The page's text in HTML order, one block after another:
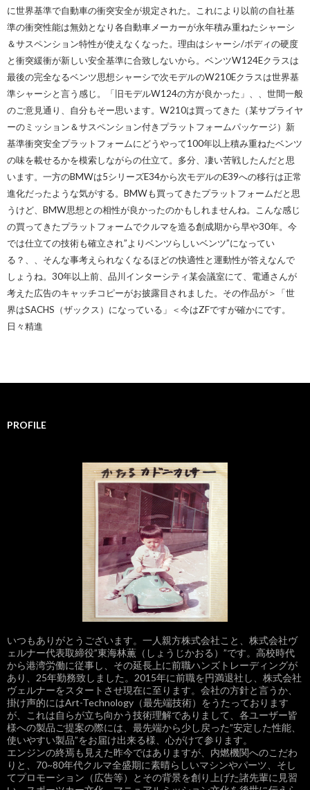
に世界基準で自動車の衝突安全が規定された。これにより以前の自社基
準の衝突性能は無効となり各自動車メーカーが永年積み重ねたシャーシ
＆サスペンション特性が使えなくなった。理由はシャーシ/ボディの硬度
と衝突緩衝が新しい安全基準に合致しないから。ベンツW124Eクラスは
最後の完全なるベンツ思想シャーシで次モデルのW210Eクラスは世界基
準シャーシと言う感じ。「旧モデルW124の方が良かった」、、世間一般
のご意見通り、自分もそー思います。W210は買ってきた（某サプライヤ
ーのミッション＆サスペンション付きプラットフォームパッケージ）新
基準衝突安全プラットフォームにどうやって100年以上積み重ねたベンツ
の味を載せるかを模索しながらの仕立て。多分、凄い苦戦したんだと思
います。一方のBMWは5シリーズE34から次モデルのE39への移行は正常
進化だったような気がする。BMWも買ってきたプラットフォームだと思
うけど、BMW思想との相性が良かったのかもしれませんね。こんな感じ
の買ってきたプラットフォームでクルマを造る創成期から早や30年。今
では仕立ての技術も確立され”よりベンツらしいベンツ”になってい
る？、、そんな事考えられなくなるほどの快適性と運動性が答えなんで
しょうね。30年以上前、品川インターシティ某会議室にて、電通さんが
考えた広告のキャッチコピーがお披露目されました。その作品が＞「世
界はSACHS（ザックス）になっている」＜今はZFですが確かにです。
日々精進
PROFILE
いつもありがとうございます。一人親方株式会社こと、株式会社ヴ
ェルナー代表取締役”東海林薫（しょうじかおる）”です。高校時代
から港湾労働に従事し、その延長上に前職ハンズトレーディングが
あり、25年勤務致しました。2015年に前職を円満退社し、株式会社
ヴェルナーをスタートさせ現在に至ります。会社の方針と言うか、
掛け声的にはArt-Technology（最先端技術）をうたっております
が、これは自らが立ち向かう技術理解でありまして、各ユーザー皆
様への製品ご提案の際には、最先端から少し戻った”安定した性能、
使いやすい製品”をお届け出来る様、心がけて参ります。
エンジンの終焉も見えた昨今ではありますが、内燃機関へのこだわ
りと、70~80年代クルマ全盛期に素晴らしいマシンやパーツ、そし
てプロモーション（広告等）とその背景を創り上げた諸先輩に見習